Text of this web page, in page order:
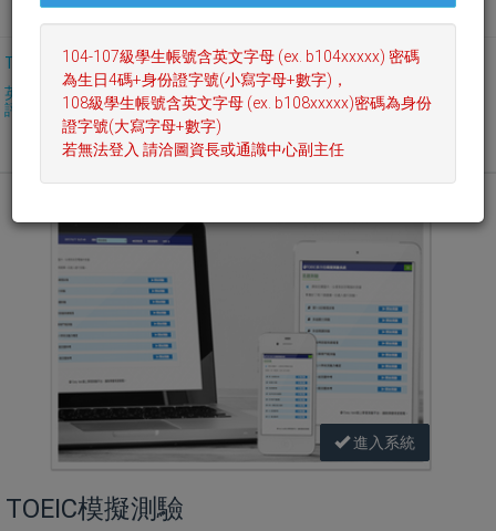
日文學習測驗 客製化系統
TOEIC模擬測驗 托福模擬測驗 TOEIC普及模考
單字測驗系統
英文口說測驗(AI
評分)
多益訓練課程 日文學習課程 YouTube頻道
英文電子書
進入系統
TOEIC模擬測驗
104-107級學生帳號含英文字母 (ex. b104xxxxx) 密碼
為生日4碼+身份證字號(小寫字母+數字)，
108級學生帳號含英文字母 (ex. b108xxxxx)密碼為身份
證字號(大寫字母+數字)
若無法登入 請洽圖資長或通識中心副主任